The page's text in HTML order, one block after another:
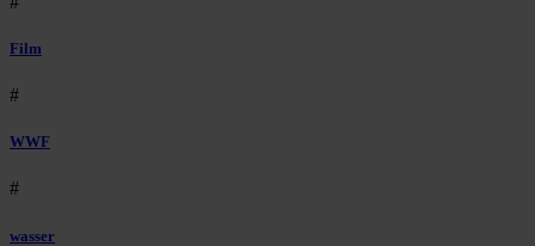
Film
#
WWF
#
wasser